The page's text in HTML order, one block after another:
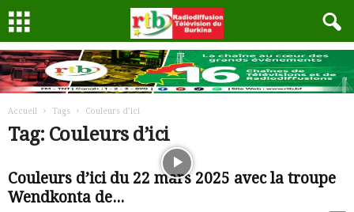
Accueil Tags Couleurs d’ici
Tag: Couleurs d’ici
Couleurs d’ici du 22 mars 2025 avec la troupe
Wendkonta de...